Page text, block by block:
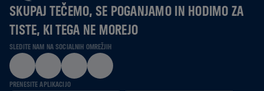
SKUPAJ TEČEMO, SE POGANJAMO IN HODIMO ZA
TISTE, KI TEGA NE MOREJO
SLEDITE NAM NA SOCIALNIH OMREŽJIH
PRENESITE APLIKACIJO